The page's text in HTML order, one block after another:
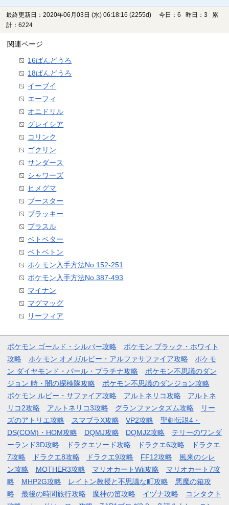
最終更新日：2020年06月03日 (水) 06:18:16 (2255d)
今日：6 昨日：3 累
計：6224
関連ページ
16ばんどうろ
18ばんどうろ
イーブイ
エーフィ
オニドリル
グレイシア
コリンク
ゴクリン
サンダース
シャワーズ
ヒメグマ
ブースター
ブラッキー
プラスル
ベトベター
ベトベトン
ポケモン入手方法No.152-251
ポケモン入手方法No.387-493
マイナン
マグマッグ
リーフィア
ポケモン ゴールド・シルバー攻略
ポケモン ブラック・ホワイト
攻略
ポケモン オメガルビー・アルファサファイア攻略
ポケモ
ン ダイヤモンド・パール・プラチナ攻略
ポケモン不思議のダン
ジョン 時・闇の探検隊攻略
ポケモン不思議のダンジョン攻略
ポケモン ルビー・サファイア攻略
アルトネリコ攻略
アルトネ
リコ2攻略
アルトネリコ3攻略 グランファンタズム攻略
リー
ズのアトリエ攻略
スマブラX攻略 VP2攻略
聖剣伝説4・
DS(COM)・HOM攻略
DQMJ攻略 DQMJ2攻略
テリーのワンダ
ーランド3D攻略
ドラクエソード攻略 ドラクエ6攻略
ドラクエ
7攻略
ドラクエ8攻略 ドラクエ9攻略 FF12攻略
風来のシレ
ン攻略
MOTHER3攻略 マリオカートWii攻略
マリオカート7攻
略
MHP2G攻略 レイトン教授と不思議な町攻略
悪魔の箱攻
略
最後の時間旅行攻略 魔神の笛攻略 イヅナ攻略
コンタクト